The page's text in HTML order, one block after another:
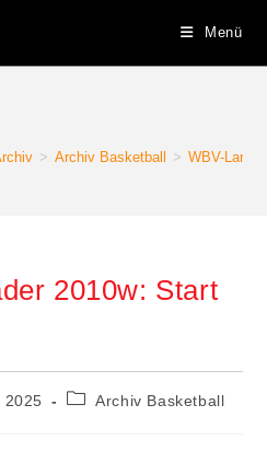
Menü
> Archiv Basketball > WBV-
2010w: Start
2025
Beitrags-
Archiv Basketball